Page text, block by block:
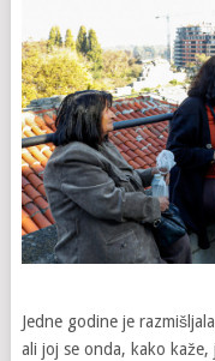
Jedne godine je
ali joj se onda, kako